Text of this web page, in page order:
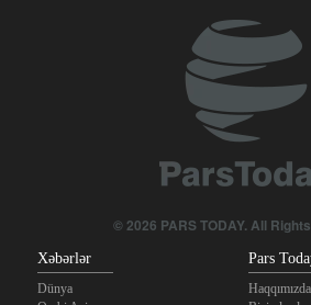
© 2026 PARS TODAY. All
Xəbərlər
Dünya
Pars
Haqqımızda